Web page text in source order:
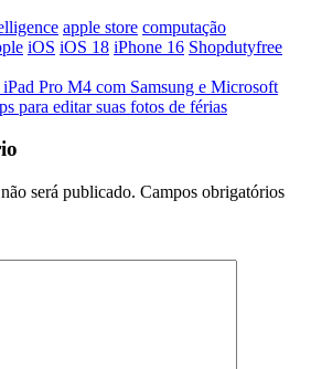
apple store computação
iOS iOS 18 iPhone 16 Shopdutyfree
Pro M4 com Samsung e Microsoft
para editar suas fotos de férias
será publicado. Campos obrigatórios